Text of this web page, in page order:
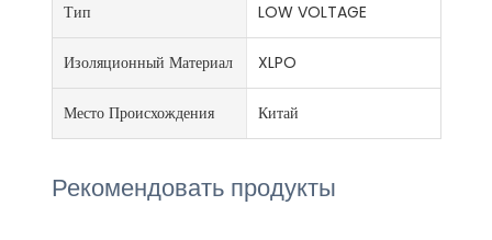
Тип LOW VOLTAGE
Изоляционный Материал XLPO
Место Происхождения Китай
Рекомендовать продукты